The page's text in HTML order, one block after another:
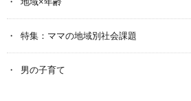
特集：ママの地域別社会課題
男の子育て